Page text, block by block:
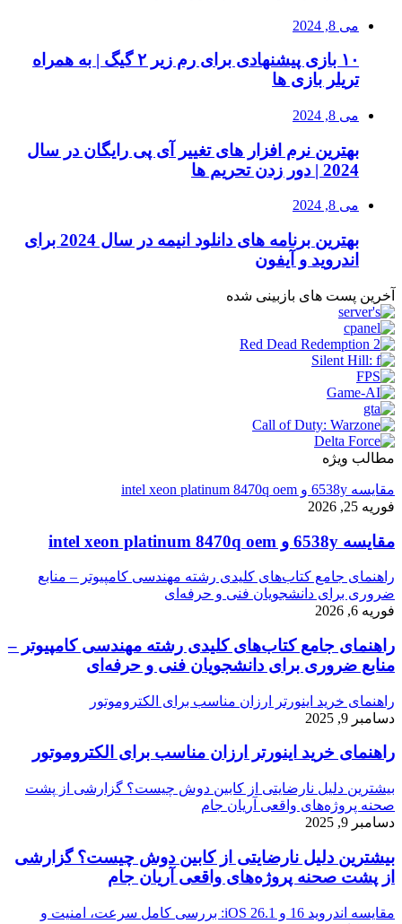
می 8, 2024
۱۰ بازی پیشنهادی برای رم زیر ۲ گیگ | به همراه
تریلر بازی ها
می 8, 2024
بهترین نرم افزار های تغییر آی پی رایگان در سال
2024 | دور زدن تحریم ها
می 8, 2024
بهترین برنامه های دانلود انیمه در سال 2024 برای
اندروید و آیفون
آخرین پست های بازبینی شده
مطالب ویژه
مقایسه 6538y و intel xeon platinum 8470q oem
فوریه 25, 2026
مقایسه 6538y و intel xeon platinum 8470q oem
راهنمای جامع کتاب‌های کلیدی رشته مهندسی کامپیوتر – منابع
ضروری برای دانشجویان فنی و حرفه‌ای
فوریه 6, 2026
راهنمای جامع کتاب‌های کلیدی رشته مهندسی کامپیوتر –
منابع ضروری برای دانشجویان فنی و حرفه‌ای
راهنمای خرید اینورتر ارزان مناسب برای الکتروموتور
دسامبر 9, 2025
راهنمای خرید اینورتر ارزان مناسب برای الکتروموتور
بیشترین دلیل نارضایتی از کابین دوش چیست؟ گزارشی از پشت
صحنه پروژه‌های واقعی آریان جام
دسامبر 9, 2025
بیشترین دلیل نارضایتی از کابین دوش چیست؟ گزارشی
از پشت صحنه پروژه‌های واقعی آریان جام
مقایسه اندروید 16 و iOS 26.1: بررسی کامل سرعت، امنیت و